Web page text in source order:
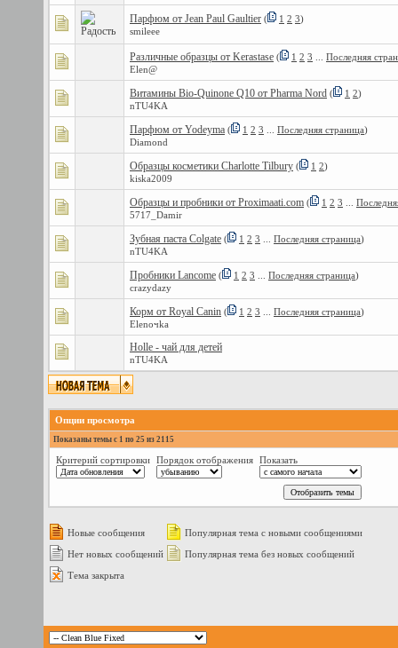
Парфюм от Jean Paul Gaultier ( 1 2 3)
smileee
Различные образцы от Kerastase ( 1 2 3
Последняя
Elen@
Витамины Bio-Quinone Q10 от Pharma Nord ( 1 2)
nTU4KA
Парфюм от Yodeyma ( 1 2 3 Последняя страница)
Diamond
Образцы косметики Charlotte Tilbury ( 1 2)
kiska2009
Образцы и пробники от Proximaati.com ( 1 2 3
5717_Damir
Зубная паста Colgate ( 1 2 3 Последняя страница)
nTU4KA
Пробники Lancome ( 1 2 3 Последняя страница)
crazydazy
Корм от Royal Canin ( 1 2 3 Последняя страница)
Elenoчka
Holle - чай для детей
nTU4KA
Опции просмотра
Показаны темы с 1 по 25 из 2115
Критерий сортировки Порядок отображения Показать
Новые сообщения
Популярная тема с новыми сообщениями
Нет новых сообщений
Популярная тема без новых сообщений
Тема закрыта